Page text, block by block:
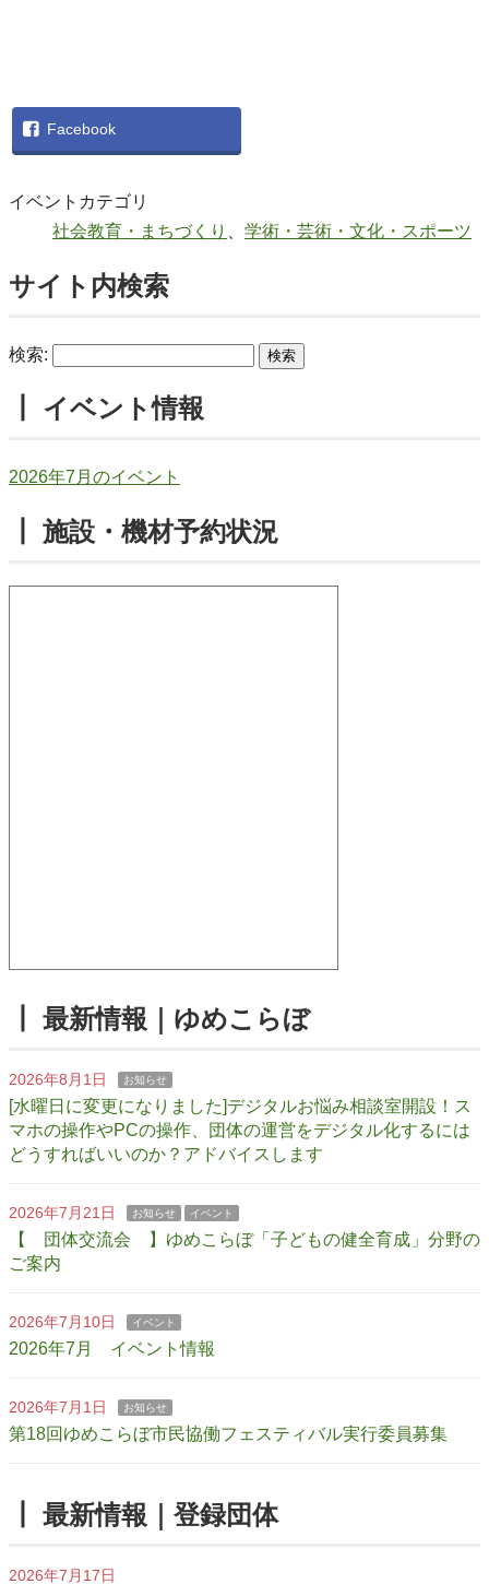
Facebook
イベントカテゴリ
社会教育・まちづくり
学術・芸術・文化・スポーツ
サイト内検索
検索:
┃ イベント情報
2026年7月のイベント
┃ 施設・機材予約状況
┃ 最新情報｜ゆめこらぼ
2026年8月1日 お知らせ
[水曜日に変更になりました]デジタルお悩み相談室開設！ス
マホの操作やPCの操作、団体の運営をデジタル化するには
どうすればいいのか？アドバイスします
2026年7月21日 お知らせ イベント
【 団体交流会 】ゆめこらぼ「子どもの健全育成」分野の
ご案内
2026年7月10日 イベント
2026年7月 イベント情報
2026年7月1日 お知らせ
第18回ゆめこらぼ市民協働フェスティバル実行委員募集
┃ 最新情報｜登録団体
2026年7月17日